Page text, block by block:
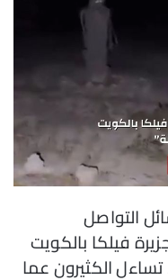
التواصل
فيلكا بالكويت
الكثيرون عما